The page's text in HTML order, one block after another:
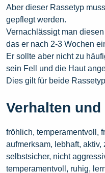
Aber dieser Rassetyp
gepflegt werden.
Vernachlässigt man
das er nach 2-3 Wochen
Er sollte aber nicht zu
sein Fell und die Haut
Dies gilt für beide
Verhalten
fröhlich, temperamentvoll,
aufmerksam, lebhaft,
selbstsicher, nicht
temperamentvoll, ruhig,